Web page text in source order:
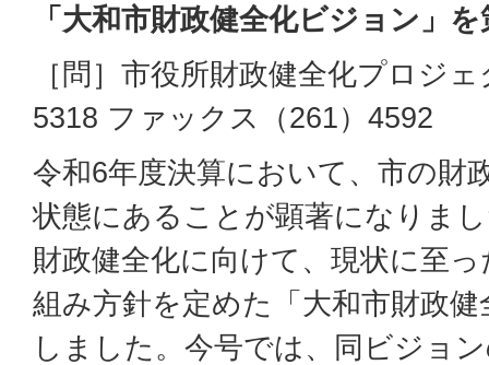
「大和市財政健全化ビジョン」を
［問］市役所財政健全化プロジ
5318 ファックス（261）4592
令和6年度決算において、市の財
状態にあることが顕著になりま
財政健全化に向けて、現状に至
組み方針を定めた「大和市財政
しました。今号では、同ビジョ